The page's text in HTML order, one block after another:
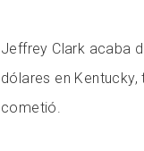
Jeffrey Clark acaba
dólares en
cometió.